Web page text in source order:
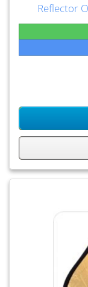
Reflector